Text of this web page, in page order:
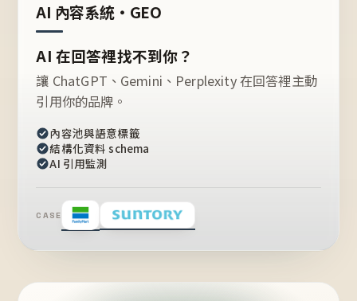
AI 內容系統・GEO
AI 在回答裡找不到你？
讓 ChatGPT、Gemini、Perplexity 在回答裡主動
引用你的品牌。
內容池與語意標籤
結構化資料 schema
AI 引用監測
CASE